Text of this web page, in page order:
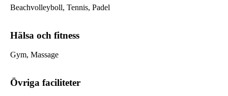
Beachvolleyboll, Tennis, Padel
Hälsa och fitness
Gym, Massage
Övriga faciliteter